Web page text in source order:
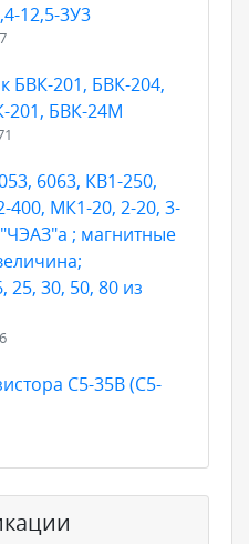
12,5-3У3
БВК-201, БВК-204,
201, БВК-24М
6063, КВ1-250,
400, МК1-20, 2-20, 3-
; магнитные
25, 30, 50, 80 из
С5-35В (С5-